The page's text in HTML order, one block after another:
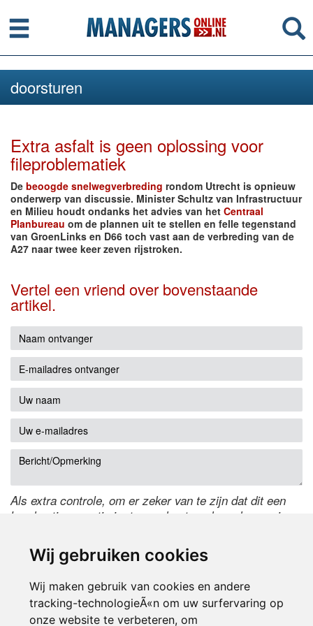
Wij gebruiken cookies
Wij maken gebruik van cookies en andere
tracking-technologieÃ«n om uw surfervaring op
onze website te verbeteren, om
Menu
doorsturen
Extra asfalt is geen oplossing voor
fileproblematiek
De beoogde snelwegverbreding rondom Utrecht is opnieuw
onderwerp van discussie. Minister Schultz van Infrastructuur
en Milieu houdt ondanks het advies van het Centraal
Planbureau om de plannen uit te stellen en felle tegenstand
van GroenLinks en D66 toch vast aan de verbreding van de
A27 naar twee keer zeven rijstroken.
Vertel een vriend over bovenstaande
artikel.
Als extra controle, om er zeker van te zijn dat dit een
handmatige reactie is, typ onderstaande code over in
de code te wijzigen.